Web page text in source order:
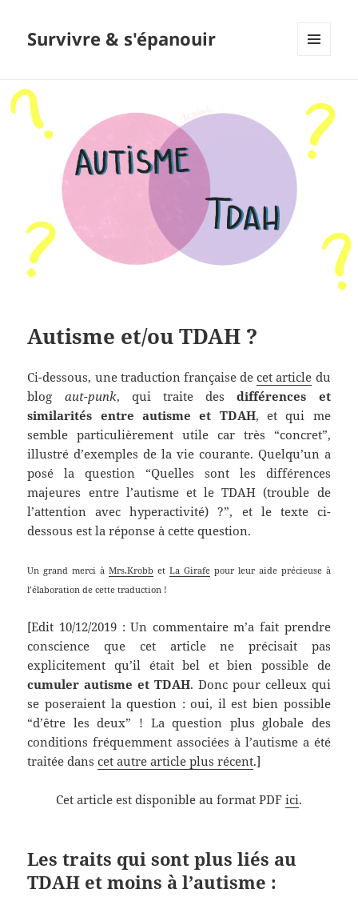
Survivre & s'épanouir
Autisme et/ou TDAH ?
Ci-dessous, une traduction française decet article du
blog aut-punk, qui traite desdifférences et
similarités entre autisme et TDAH, et qui me
semble particulièrement utile car très “concret”,
illustré d’exemples de la vie courante. Quelqu’un a
posé la question “Quelles sont les différences
majeures entre l’autisme et le TDAH (trouble de
l’attention avec hyperactivité) ?”, et le texte ci-
dessous est la réponse à cette question.
Un grand merci àMrs.Krobb etLa Girafepour leur aide précieuse à
l’élaboration de cette traduction !
[Edit 10/12/2019 : Un commentaire m’a fait prendre
conscience que cet article ne précisait pas
explicitement qu’il était bel et bien possible de
cumuler autisme et TDAH. Donc pour celleux qui
se poseraient la question : oui, il est bien possible
“d’être les deux” ! La question plus globale des
conditions fréquemment associées à l’autisme a été
traitée danscet autre article plus récent.]
Cet article est disponible au format PDF ici.
Les traits qui sont plus liés au
TDAH et moins à l’autisme :